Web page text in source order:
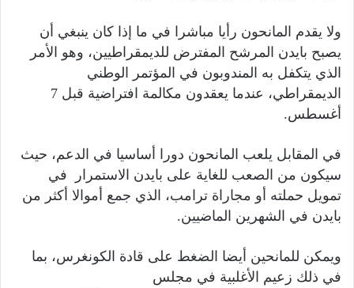
ولا يقدم المانحون رأيا مباشرا في ما إذا كان ينبغي أن
يصبح بايدن المرشح المفترض للديمقراطيين، وهو الأمر
الذي يتكفل به المندوبون في المؤتمر الوطني
الديمقراطي، عندما يعقدون مكالمة افتراضية قبل 7
أغسطس.
في المقابل يلعب المانحون دورا أساسيا في الدعم، حيث
سيكون من الصعب للغاية على بايدن الاستمرار في
تمويل حملته أو مجاراة ترامب، الذي جمع أموالا أكثر من
بايدن في الشهرين الماضيين.
ويمكن للمانحين أيضا الضغط على قادة الكونغرس، بما
في ذلك زعيم الأغلبية في مجلس